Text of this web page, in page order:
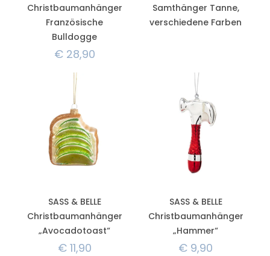
Christbaumanhänger
Französische
Bulldogge
€28,90
Samthänger Tanne,
verschiedene Farben
SASS & BELLE
Christbaumanhänger
„Avocadotoast“
€11,90
SASS & BELLE
Christbaumanhänger
„Hammer“
€ 9,90